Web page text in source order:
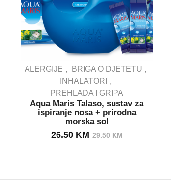
OUT STOCK
ALERGIJE
BRIGA O DJETETU
INHALATORI
PREHLADA I GRIPA
Aqua Maris Talaso, sustav za
ispiranje nosa + prirodna
morska sol
29.50KMIzvorna
29.50 KM.
26.50 KM
Trenutna